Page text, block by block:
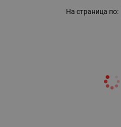
На страница по: